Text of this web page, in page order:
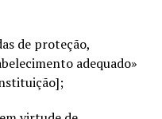
de proteção,
adequado»